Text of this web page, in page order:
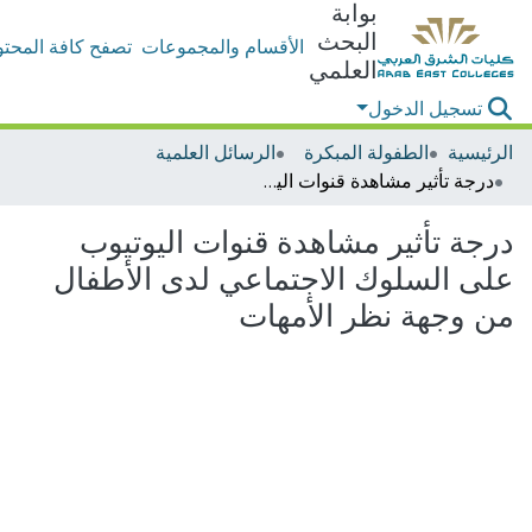
بوابة
البحث
العلمي
الأقسام والمجموعات تصفح كافة
تسجيل الدخول
الرئيسية
الطفولة المبكرة
الرسائل العلمية
درجة تأثير مشاهدة قنوات اليوتيوب على السلوك الاجتماعي لدى الأطفال من وجهة نظر الأمهات
درجة تأثير مشاهدة قنوات اليوتيوب
على السلوك الاجتماعي لدى الأطفال
من وجهة نظر الأمهات